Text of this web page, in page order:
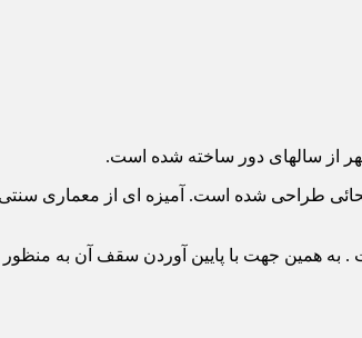
از سالهای دور ساخته شده است.
طراحی شده است. آمیزه ای از معماری سنتی
. به همین جهت با پایین آوردن سقف آن به